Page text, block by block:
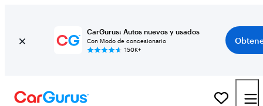
CarGurus: Autos nuevos y usados
Con Modo de concesionario
150K+